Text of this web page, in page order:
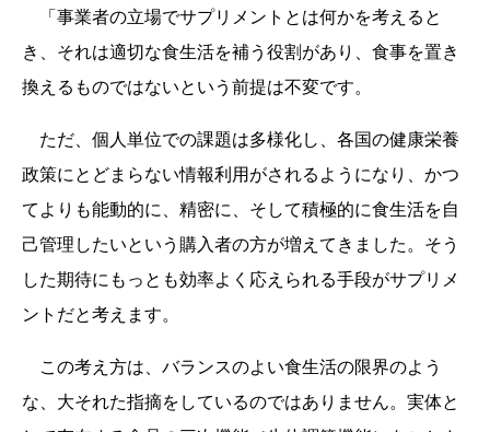
「事業者の立場でサプリメントとは何かを考えると
き、それは適切な食生活を補う役割があり、食事を置き
換えるものではないという前提は不変です。
ただ、個人単位での課題は多様化し、各国の健康栄養
政策にとどまらない情報利用がされるようになり、かつ
てよりも能動的に、精密に、そして積極的に食生活を自
己管理したいという購入者の方が増えてきました。そう
した期待にもっとも効率よく応えられる手段がサプリメ
ントだと考えます。
この考え方は、バランスのよい食生活の限界のよう
な、大それた指摘をしているのではありません。実体と